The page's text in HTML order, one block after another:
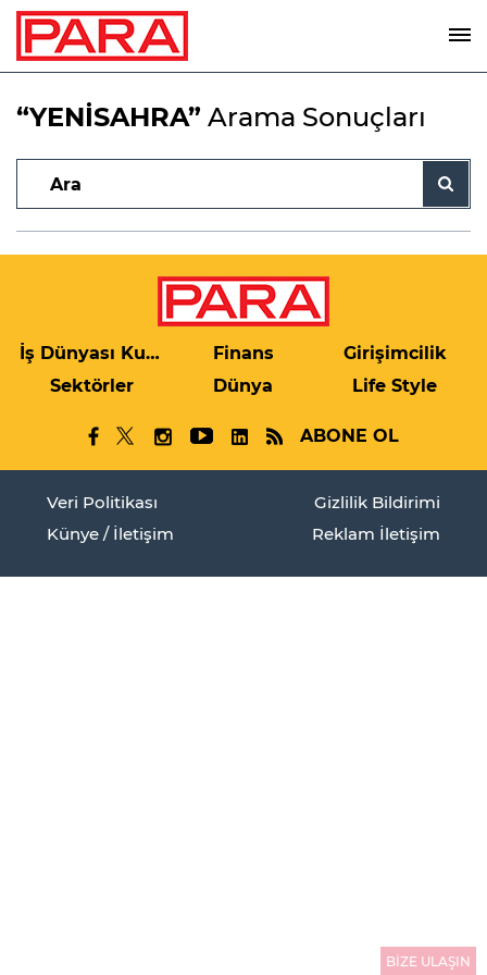
“YENİSAHRA” Arama Sonuçları
İş Dünyası Kulis Finans
Girişimcilik
Sektörler
Dünya Life Style
ABONE OL
Veri Politikası
Gizlilik Bildirimi
Künye / İletişim
Reklam İletişim
BİZE ULAŞIN